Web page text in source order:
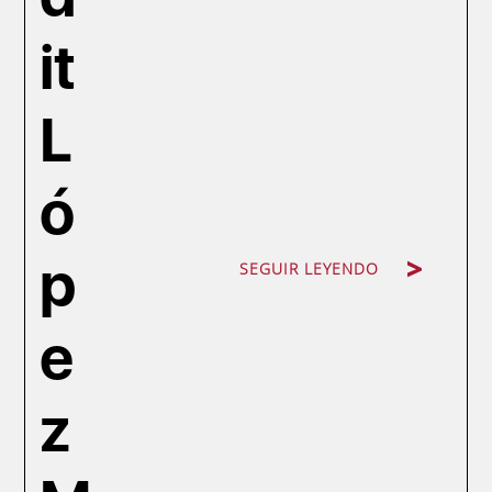
it
L
ó
p
e
z
SEGUIR LEYENDO